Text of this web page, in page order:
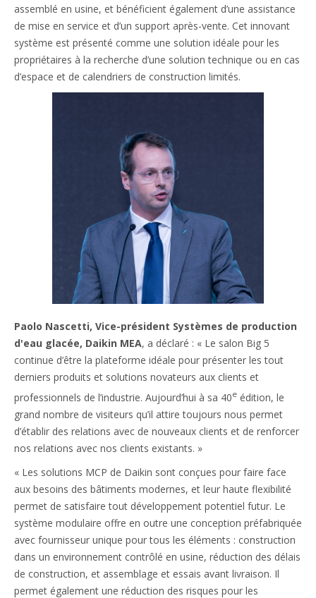
assemblé en usine, et bénéficient également d’une assistance
de mise en service et d’un support après-vente. Cet innovant
système est présenté comme une solution idéale pour les
propriétaires à la recherche d’une solution technique ou en cas
d’espace et de calendriers de construction limités.
Paolo Nascetti, Vice-président Systèmes de production
d'eau glacée, Daikin MEA, a déclaré : « Le salon Big 5
continue d’être la plateforme idéale pour présenter les tout
derniers produits et solutions novateurs aux clients et
professionnels de l’industrie. Aujourd’hui à sa 40e édition, le
grand nombre de visiteurs qu’il attire toujours nous permet
d’établir des relations avec de nouveaux clients et de renforcer
nos relations avec nos clients existants. »
« Les solutions MCP de Daikin sont conçues pour faire face
aux besoins des bâtiments modernes, et leur haute flexibilité
permet de satisfaire tout développement potentiel futur. Le
système modulaire offre en outre une conception préfabriquée
avec fournisseur unique pour tous les éléments : construction
dans un environnement contrôlé en usine, réduction des délais
de construction, et assemblage et essais avant livraison. Il
permet également une réduction des risques pour les